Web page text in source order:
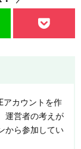
アカウントを作
運営者の考えが
から参加してい